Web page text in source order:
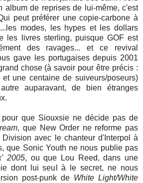
album de reprises de lui-même, c'est
peut préférer une copie-carbone à
modes, les hypes et les dollars
les livres sterling, puisque GOF est
des ravages... et ce revival
gave les portugaises depuis 2001
chose (à savoir pour être précis :
une centaine de suiveurs/poseurs)
auparavant, de bien étranges
que Siouxsie ne décide pas de
, que New Order ne reforme pas
Division avec le chanteur d'Interpol à
que Sonic Youth ne nous publie pas
2005, ou que Lou Reed, dans une
dont lui seul à le secret, ne nous
post-punk de White Light/White